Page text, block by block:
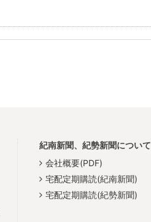
紀南新聞、紀勢新聞について
会社概要(PDF)
宅配定期購読(紀南新聞)
宅配定期購読(紀勢新聞)